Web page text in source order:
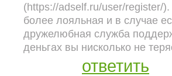
(https://adself.ru/user/register/
более лояльная и в случае
дружелюбная служба
деньгах вы нисколько не
ответить